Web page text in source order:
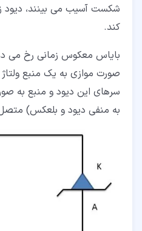
شکست آسیب می بینند، دیود
کند.
بایاس معکوس زمانی رخ می
صورت موازی به یک منبع
سرهای این دیود و منبع به
به منفی دیود و بلعکس)